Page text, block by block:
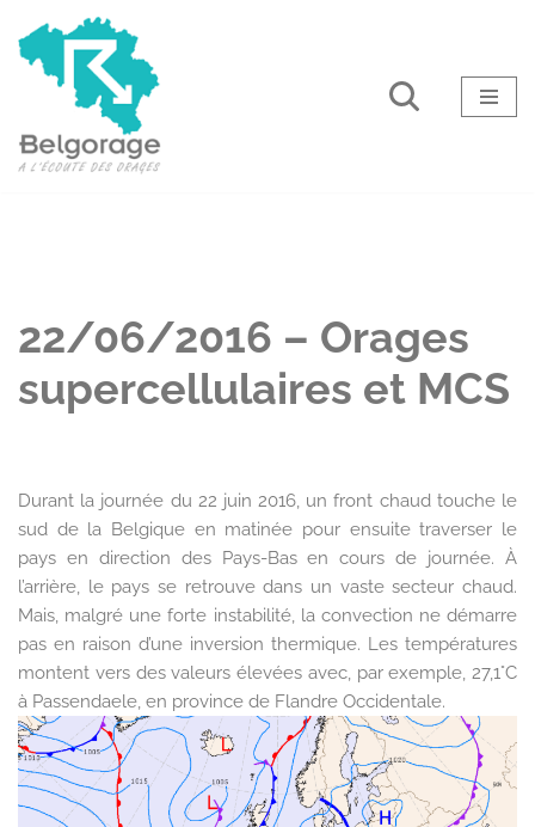
Aller
22/06/2016 – Orages
supercellulaires et MCS
Durant la journée du 22 juin 2016, un front chaud touche le
sud de la Belgique en matinée pour ensuite traverser le
pays en direction des Pays-Bas en cours de journée. À
l’arrière, le pays se retrouve dans un vaste secteur chaud.
Mais, malgré une forte instabilité, la convection ne démarre
pas en raison d’une inversion thermique. Les températures
montent vers des valeurs élevées avec, par exemple, 27,1°C
à Passendaele, en province de Flandre Occidentale.